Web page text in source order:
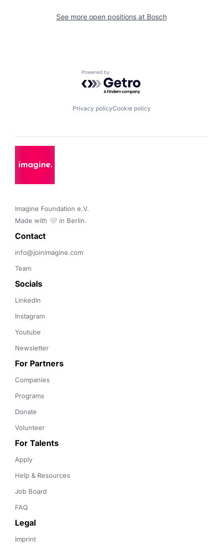
See more open positions at Bosch
Powered by Getro.com
Privacy policyCookie policy
Imagine Foundation e.V.
Made with 🤍 in Berlin.
Contact
info@joinimagine.com
Team
Socials
LinkedIn
Instagram
Youtube
Newsletter
For Partners
Companies
Programs
Donate
Volunteer
For Talents
Apply
Help & Resources
Job Board
FAQ
Legal
Imprint